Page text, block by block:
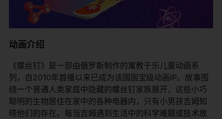
动画介绍
《螺丝钉》是一部由俄罗斯制作的寓教于乐儿童动画系
列，自2010年首播以来已成为该国国宝级动画IP。故事围
绕一个普通人类家庭中隐藏的螺丝钉家族展开，这些小巧
聪明的生物居住在家中的各种电器内，只有小男孩吉姆知
晓他们的存在。每当吉姆遇到生活中的科学难题或技术故